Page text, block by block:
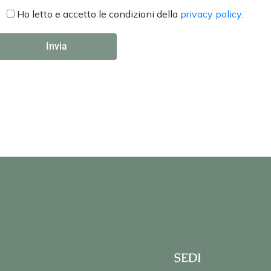
Ho letto e accetto le condizioni della privacy policy.
SEDI